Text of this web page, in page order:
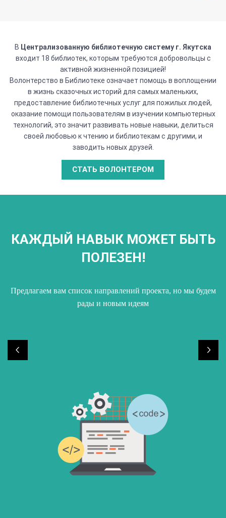
В Централизованную библиотечную систему г. Якутска
входит 18 библиотек, которым требуются добровольцы с
активной жизненной позицией!
Волонтерство в Библиотеке означает помощь в воплощении
в жизнь сказочных историй для самых маленьких,
предоставление библиотечных услуг для пожилых людей,
оказание помощи пользователям в изучении компьютерных
технологий, это значит развивать новые навыки, делиться
своей любовью к чтению и библиотекам с другими, и
заводить новых друзей.
СТАТЬ ВОЛОНТЕРОМ
КАЖДЫЙ НАВЫК МОЖЕТ БЫТЬ
ПОЛЕЗЕН!
Предлагаем вам список направлений проекта, но мы будем
рады и новым идеям